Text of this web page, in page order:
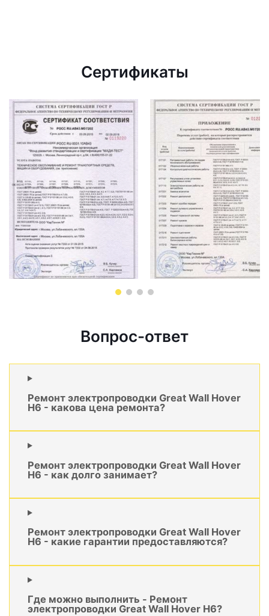
Сертификаты
Вопрос-ответ
Ремонт электропроводки Great Wall Hover
H6 - какова цена ремонта?
Ремонт электропроводки Great Wall Hover
H6 - как долго занимает?
Ремонт электропроводки Great Wall Hover
H6 - какие гарантии предоставляются?
Где можно выполнить - Ремонт
электропроводки Great Wall Hover H6?